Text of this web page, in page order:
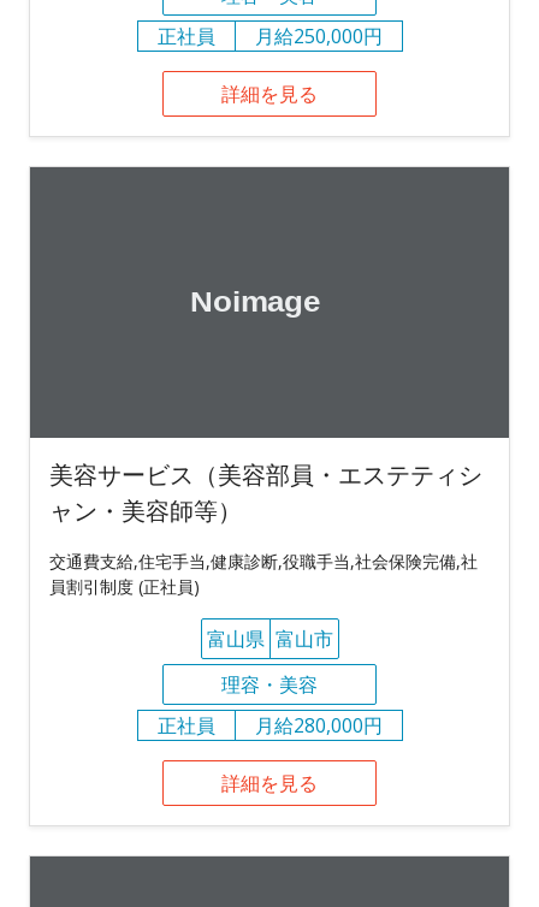
正社員
月給250,000円
詳細を見る
美容サービス（美容部員・エステティシ
ャン・美容師等）
交通費支給,住宅手当,健康診断,役職手当,社会保険完備,社
員割引制度 (正社員)
富山県 富山市
理容・美容
正社員
月給280,000円
詳細を見る